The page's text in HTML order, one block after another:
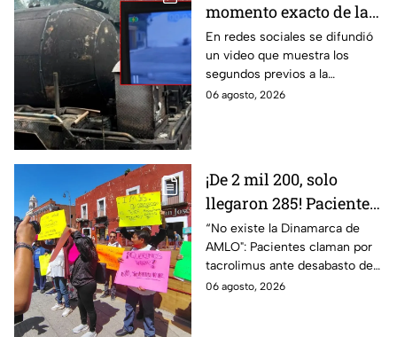
momento exacto de la
explosión de pipa de
gas en Cuernavaca,
Morelos
En redes sociales se difundió
un video que muestra los
segundos previos a la
explosión de una pipa de gas
06 agosto, 2026
¡De 2 mil 200, solo
llegaron 285! Pacientes
claman por
medicamentos ante
desabasto en IMSS
Puebla
“No existe la Dinamarca de
AMLO": Pacientes claman por
tacrolimus ante desabasto de
medicamentos en hospital del
06 agosto, 2026